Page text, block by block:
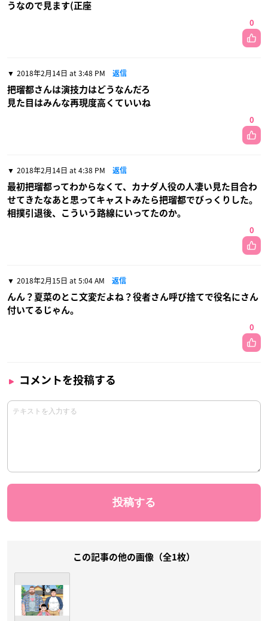
うなので見ます(正座
0
2018年2月14日 at 3:48 PM 返信
把瑠都さんは演技力はどうなんだろ
見た目はみんな再現度高くていいね
0
2018年2月14日 at 4:38 PM 返信
最初把瑠都ってわからなくて、カナダ人役の人凄い見た目合わ
せてきたなあと思ってキャストみたら把瑠都でびっくりした。
相撲引退後、こういう路線にいってたのか。
0
2018年2月15日 at 5:04 AM 返信
んん？夏菜のとこ文変だよね？役者さん呼び捨てで役名にさん
付いてるじゃん。
0
コメントを投稿する
この記事の他の画像（全1枚）